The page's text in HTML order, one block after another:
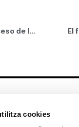
cookies
Bancaja y Fesord facilitan el acceso de las personas sordas a los contenidos audiovisuales de la exposición de Sorolla